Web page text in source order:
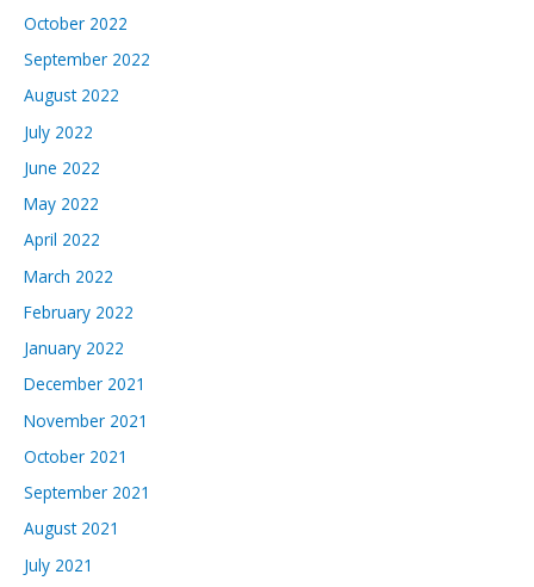
October 2022
September 2022
August 2022
July 2022
June 2022
May 2022
April 2022
March 2022
February 2022
January 2022
December 2021
November 2021
October 2021
September 2021
August 2021
July 2021